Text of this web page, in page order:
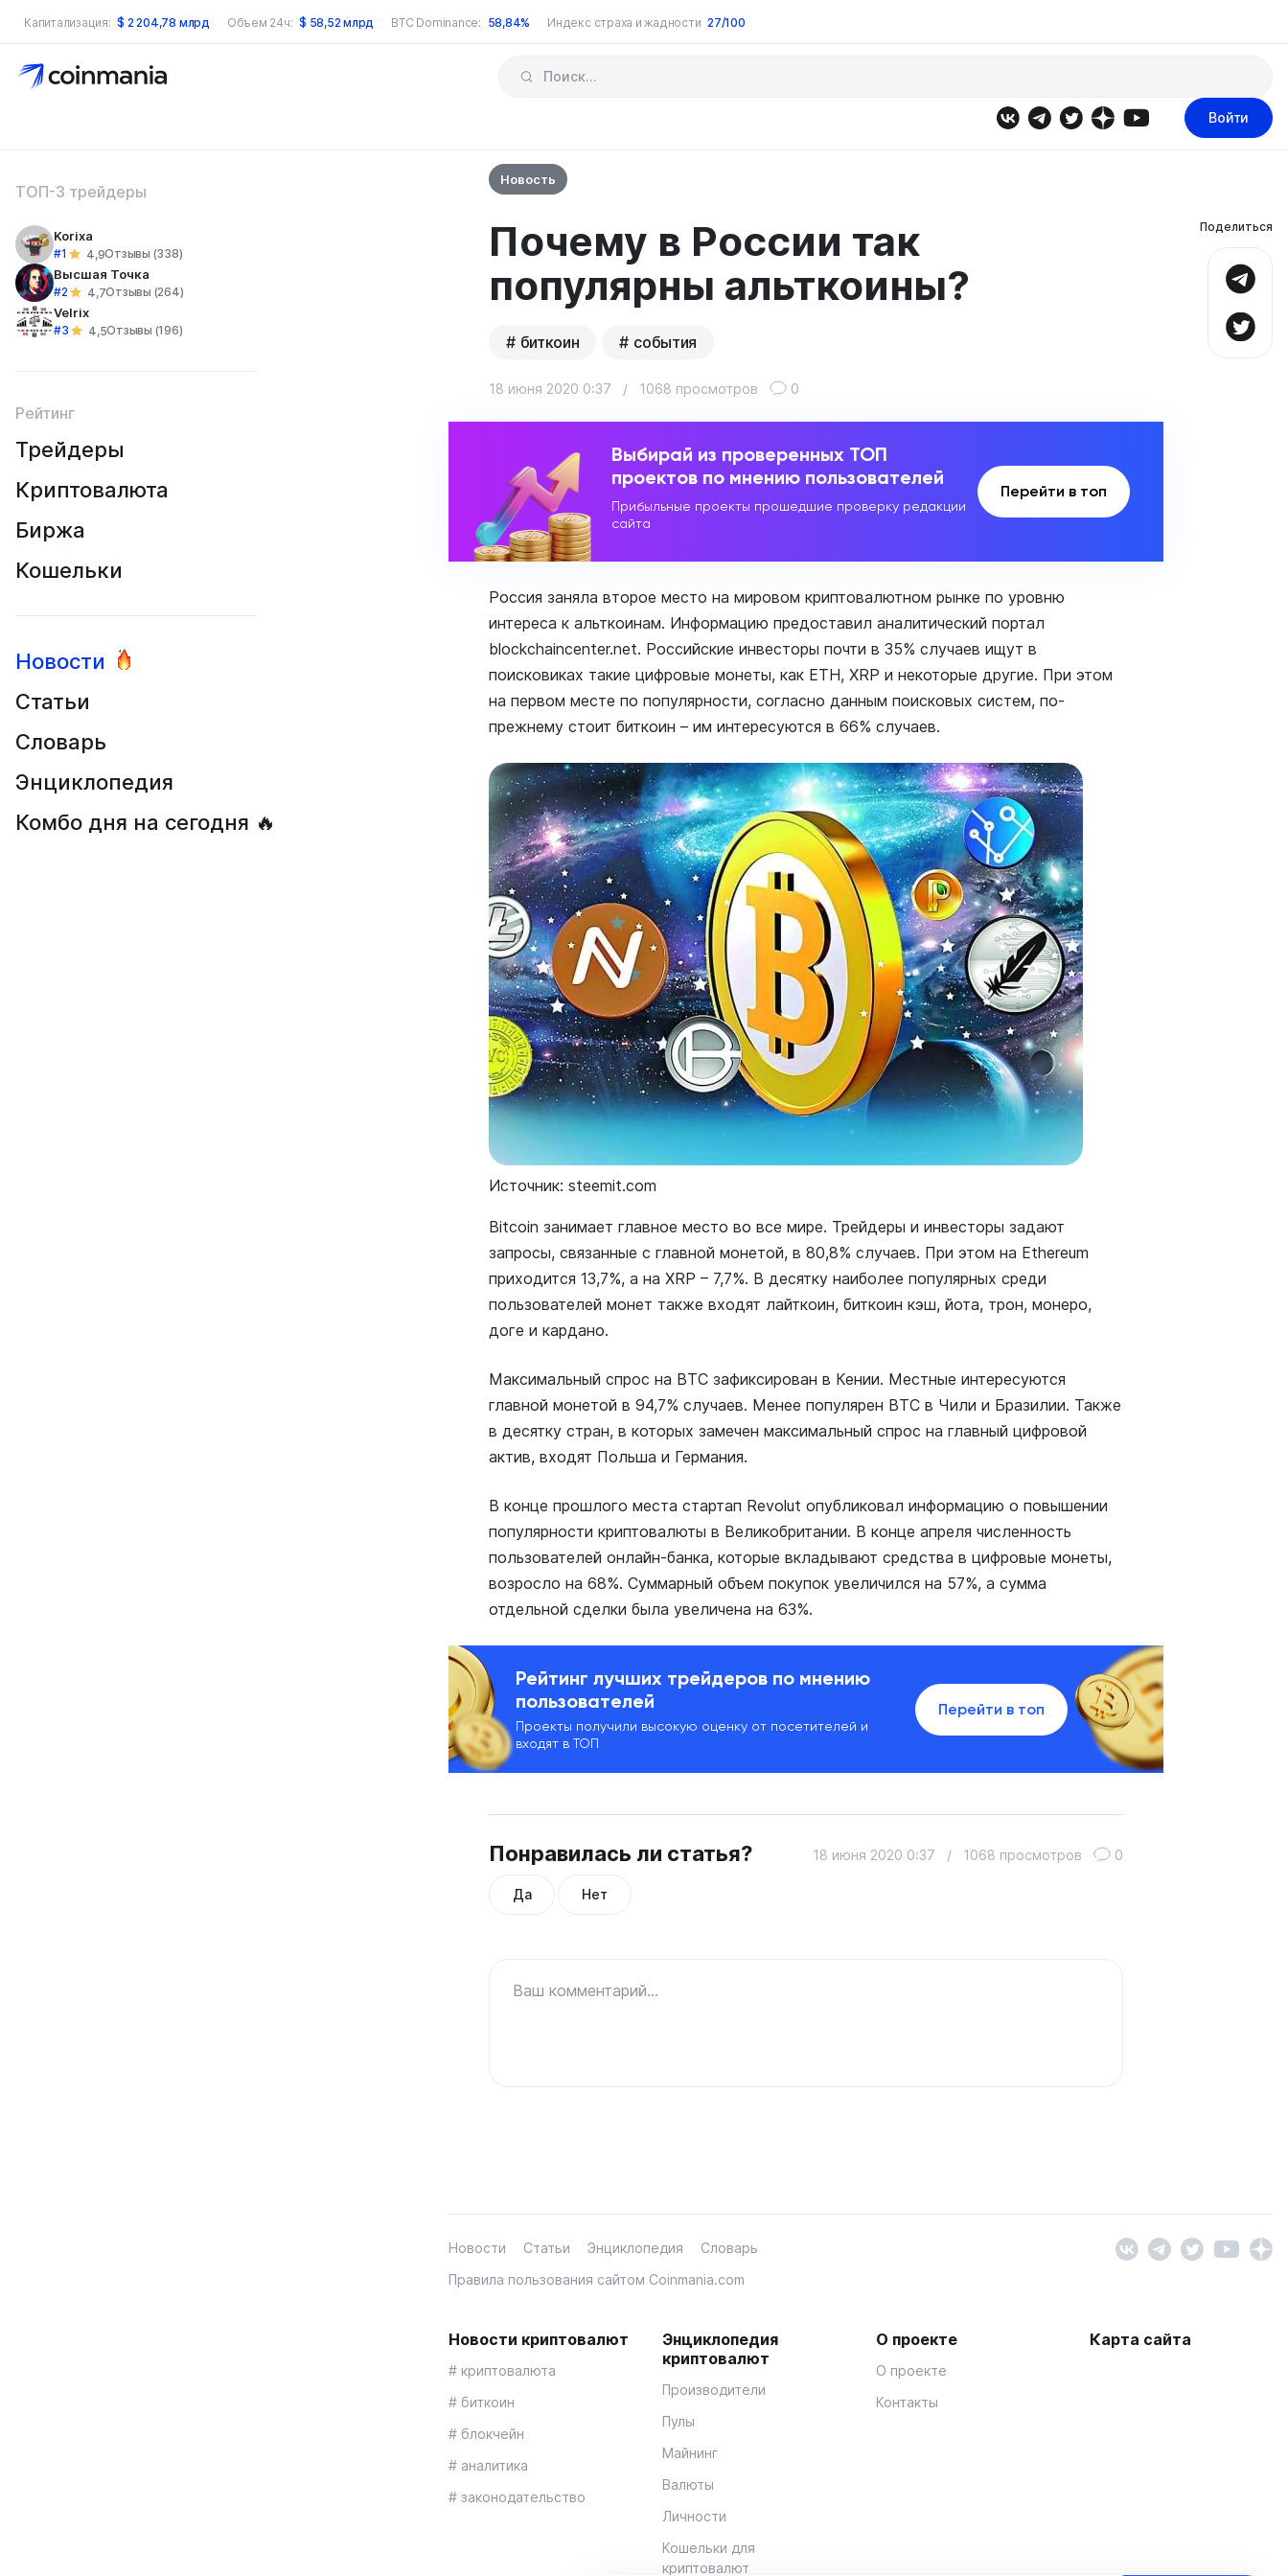
Капитализация: $ 2 204,78 млрд Объем 24ч: $ 58,52 млрд BTC Dominance: 58,84% Индекс страха и жадности 27/100
по сайту
Войти
ТОП-3 трейдеры
Korixa
#1 4,9Отзывы (338)
Высшая Точка
#2 4,7Отзывы (264)
Velrix
#3 4,5Отзывы (196)
Рейтинг
Трейдеры
Криптовалюта
Биржа
Кошельки
Новости
Статьи
Словарь
Энциклопедия
Комбо дня на сегодня 🔥
Новость
Почему в России так
популярны альткоины?
биткоин события
18 июня 2020 0:37 / 1068 просмотров 0
Выбирай из проверенных ТОП
проектов по мнению пользователей
Прибыльные проекты прошедшие проверку редакции
сайта
Перейти в топ
Россия заняла второе место на мировом криптовалютном рынке по уровню
интереса к альткоинам. Информацию предоставил аналитический портал
blockchaincenter.net. Российские инвесторы почти в 35% случаев ищут в
поисковиках такие цифровые монеты, как ETH, XRP и некоторые другие. При этом
на первом месте по популярности, согласно данным поисковых систем, по-
прежнему стоит биткоин – им интересуются в 66% случаев.
Источник: steemit.com
Bitcoin занимает главное место во все мире. Трейдеры и инвесторы задают
запросы, связанные с главной монетой, в 80,8% случаев. При этом на Ethereum
приходится 13,7%, а на XRP – 7,7%. В десятку наиболее популярных среди
пользователей монет также входят лайткоин, биткоин кэш, йота, трон, монеро,
доге и кардано.
Максимальный спрос на BTC зафиксирован в Кении. Местные интересуются
главной монетой в 94,7% случаев. Менее популярен BTC в Чили и Бразилии. Также
в десятку стран, в которых замечен максимальный спрос на главный цифровой
актив, входят Польша и Германия.
В конце прошлого места стартап Revolut опубликовал информацию о повышении
популярности криптовалюты в Великобритании. В конце апреля численность
пользователей онлайн-банка, которые вкладывают средства в цифровые монеты,
возросло на 68%. Суммарный объем покупок увеличился на 57%, а сумма
отдельной сделки была увеличена на 63%.
Рейтинг лучших трейдеров по мнению
пользователей
Проекты получили высокую оценку от посетителей и
входят в ТОП
Перейти в топ
Понравилась ли статья?
Да Нет
18 июня 2020 0:37 / 1068 просмотров 0
Ваш комментарий...
Поделиться
Новости Статьи Энциклопедия
Словарь
Правила пользования сайтом Coinmania.com
Новости криптовалют
# криптовалюта
# биткоин
# блокчейн
# аналитика
# законодательство
Энциклопедия
криптовалют
Производители
Пулы
Майнинг
Валюты
Личности
Кошельки для
криптовалют
О проекте
О проекте
Контакты
Карта сайта